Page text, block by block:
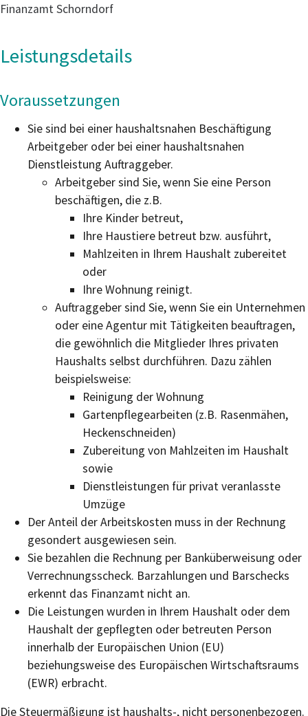
Finanzamt Schorndorf
Leistungsdetails
Voraussetzungen
Sie sind bei einer haushaltsnahen Beschäftigung
Arbeitgeber oder bei einer haushaltsnahen
Dienstleistung Auftraggeber.
Arbeitgeber sind Sie, wenn Sie eine Person
beschäftigen, die z.B.
Ihre Kinder betreut,
Ihre Haustiere betreut bzw. ausführt,
Mahlzeiten in Ihrem Haushalt zubereitet
oder
Ihre Wohnung reinigt.
Auftraggeber sind Sie,wenn Sie ein Unternehmen
oder eine Agentur mit Tätigkeiten beauftragen,
die gewöhnlich die Mitglieder Ihres privaten
Haushalts selbst durchführen. Dazu zählen
beispielsweise:
Reinigung der Wohnung
Gartenpflegearbeiten (z.B. Rasenmähen,
Heckenschneiden)
Zubereitung von Mahlzeiten im Haushalt
sowie
Dienstleistungen für privat veranlasste
Umzüge
Der Anteil der Arbeitskosten muss in der Rechnung
gesondert ausgewiesen sein.
Sie bezahlen die Rechnung per Banküberweisung oder
Verrechnungsscheck. Barzahlungen und Barschecks
erkennt das Finanzamt nicht an.
Die Leistungen wurden in Ihrem Haushalt oder dem
Haushalt der gepflegten oder betreuten Person
innerhalb der Europäischen Union (EU)
beziehungsweise des Europäischen Wirtschaftsraums
(EWR) erbracht.
Die Steuermäßigung ist haushalts-, nicht personenbezogen.